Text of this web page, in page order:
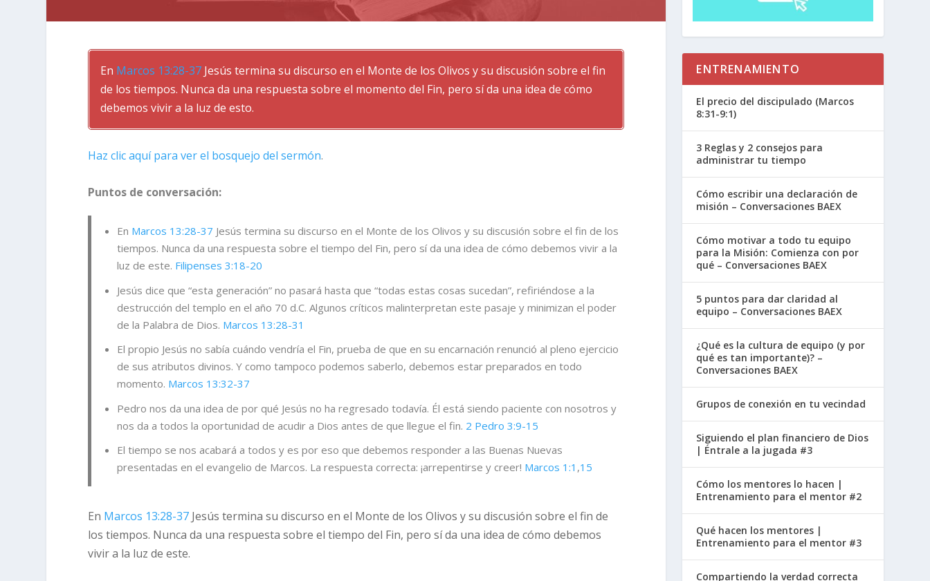
En Marcos 13:28-37 Jesús termina su discurso en el Monte de los Olivos y su discusión sobre el fin
de los tiempos. Nunca da una respuesta sobre el momento del Fin, pero sí da una idea de cómo
debemos vivir a la luz de esto.
Haz clic aquí para ver el bosquejo del sermón.
Puntos de conversación:
En Marcos 13:28-37 Jesús termina su discurso en el Monte de los Olivos y su discusión sobre el fin de los
tiempos. Nunca da una respuesta sobre el tiempo del Fin, pero sí da una idea de cómo debemos vivir a la
luz de este. Filipenses 3:18-20
Jesús dice que “esta generación” no pasará hasta que “todas estas cosas sucedan”, refiriéndose a la
destrucción del templo en el año 70 d.C. Algunos críticos malinterpretan este pasaje y minimizan el poder
de la Palabra de Dios. Marcos 13:28-31
El propio Jesús no sabía cuándo vendría el Fin, prueba de que en su encarnación renunció al pleno ejercicio
de sus atributos divinos. Y como tampoco podemos saberlo, debemos estar preparados en todo
momento. Marcos 13:32-37
Pedro nos da una idea de por qué Jesús no ha regresado todavía. Él está siendo paciente con nosotros y
nos da a todos la oportunidad de acudir a Dios antes de que llegue el fin. 2 Pedro 3:9-15
El tiempo se nos acabará a todos y es por eso que debemos responder a las Buenas Nuevas
presentadas en el evangelio de Marcos. La respuesta correcta: ¡arrepentirse y creer! Marcos 1:1 ,15
En Marcos 13:28-37 Jesús termina su discurso en el Monte de los Olivos y su discusión sobre el fin de
los tiempos. Nunca da una respuesta sobre el tiempo del Fin, pero sí da una idea de cómo debemos
vivir a la luz de este.
ENTRENAMIENTO
El precio del discipulado (Marcos
8:31-9:1)
3 Reglas y 2 consejos para
administrar tu tiempo
Cómo escribir una declaración de
misión – Conversaciones BAEX
Cómo motivar a todo tu equipo
para la Misión: Comienza con por
qué – Conversaciones BAEX
5 puntos para dar claridad al
equipo – Conversaciones BAEX
¿Qué es la cultura de equipo (y por
qué es tan importante)? –
Conversaciones BAEX
Grupos de conexión en tu vecindad
Siguiendo el plan financiero de Dios
| Éntrale a la jugada #3
Cómo los mentores lo hacen |
Entrenamiento para el mentor #2
Qué hacen los mentores |
Entrenamiento para el mentor #3
Compartiendo la verdad correcta